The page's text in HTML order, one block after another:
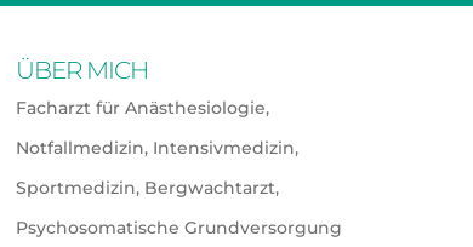
ÜBER MICH
Facharzt für Anästhesiologie,
Notfallmedizin, Intensivmedizin,
Sportmedizin, Bergwachtarzt,
Psychosomatische Grundversorgung